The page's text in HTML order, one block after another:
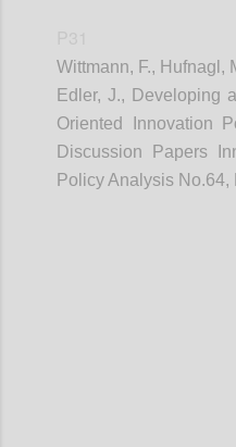
Wittmann, F., Hufnagl,
Edler, J., Developing
Oriented Innovation
Discussion Papers
Policy Analysis